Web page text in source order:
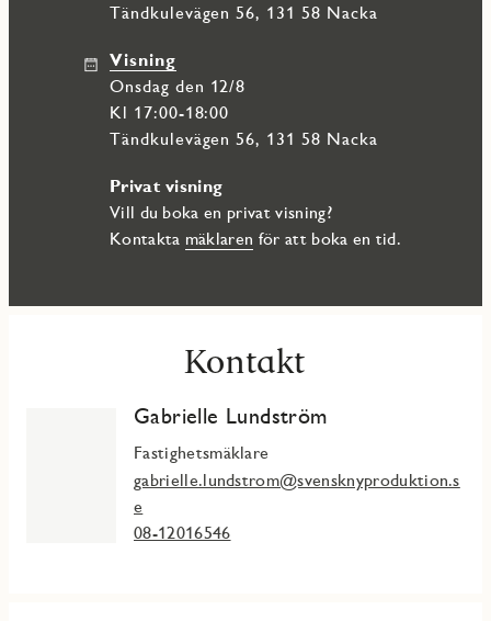
Tändkulevägen 56, 131 58 Nacka
Visning
onsdag den 12/8
Kl 17:00-18:00
Tändkulevägen 56, 131 58 Nacka
Privat visning
Vill du boka en privat visning?
Kontakta mäklaren för att boka en tid.
Kontakt
Gabrielle Lundström
Fastighetsmäklare
gabrielle.lundstrom@svensknyproduktion.s
e
08-12016546